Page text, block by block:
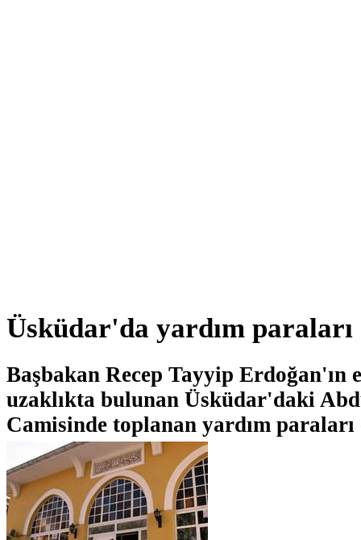
Üsküdar'da yardım paraları
Başbakan Recep Tayyip Erdoğan'ın
uzaklıkta bulunan Üsküdar'daki
Camisinde toplanan yardım paraları